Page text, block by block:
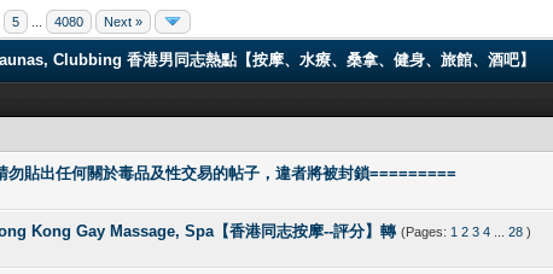
5 4080 Next »
Clubbing 香港男同志熱點【按摩、水療、桑拿、健身、旅館、酒吧】
勿貼出任何關於毒品及性交易的帖子，違者將被封鎖=========
1 Vote(s) - 4 out of 5 in Average
12345
Kong Gay Massage, Spa【香港同志按摩--評分】轉 (Pages: 1 2 3 4 ...28 )
1 Vote(s) - 5 out of 5 in Average
12 345